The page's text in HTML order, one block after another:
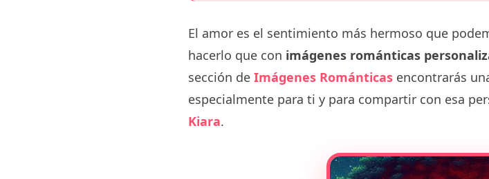
El amor es el sentimiento más hermoso que
hacerlo que con imágenes románticas
sección de Imágenes Románticas encontrarás
especialmente para ti y para compartir con esa
Kiara.